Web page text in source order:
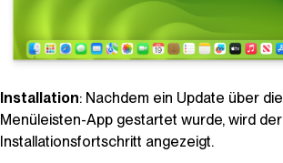
Installation: Nachdem ein Update über die
Menüleisten-App gestartet wurde, wird der
Installationsfortschritt angezeigt.